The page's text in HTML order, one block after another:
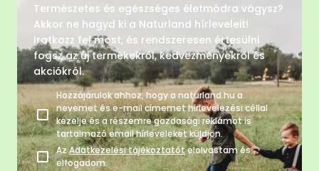
Természetes és egészséges életmódra vágysz?
Akkor ne hagyd ki a Naturland hírleveleit!
Iratkozz fel most, és rendszeresen értesülni
fogsz az új termékekről, kedvezményekről és
akciókról.
Hozzájárulok ahhoz, hogy a naturland.hu a
nevemet és e-mail címemet hírlevelezési céllal
kezelje és a részemre gazdasági reklámot is
tartalmazó email hírleveleket küldjön.
AzAdatkezelési tájékoztatótelolvastam és
elfogadom.